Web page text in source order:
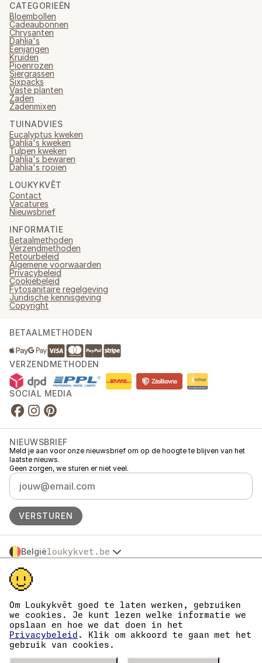
Om Loukykvět goed te laten werken, gebruiken
we cookies. Je kunt lezen welke informatie we
opslaan en hoe we dat doen in het
Privacybeleid . Klik om akkoord te gaan met het
gebruik van cookies.
CATEGORIEËN
Bloembollen
Cadeaubonnen
Chrysanten
Dahlia's
Eenjarigen
Kruiden
Pioenrozen
Siergrassen
Sixpacks
Vaste planten
Zaden
Zadenmixen
TUINADVIES
Eucalyptus kweken
Dahlia's kweken
Tulpen kweken
Dahlia's bewaren
Dahlia's rooien
LOUKYKVĚT
Contact
Vacatures
Nieuwsbrief
INFORMATIE
Betaalmethoden
Verzendmethoden
Retourbeleid
Algemene voorwaarden
Privacybeleid
Cookiebeleid
Fytosanitaire regelgeving
Juridische kennisgeving
Copyright
BETAALMETHODEN
VERZENDMETHODEN
SOCIAL MEDIA
NIEUWSBRIEF
Meld je aan voor onze nieuwsbrief om op de hoogte te blijven van het
laatste nieuws.
Geen zorgen, we sturen er niet veel.
VERSTUREN
Belgiëloukykvet.be
Slovensko
Polska
Österreich
Deutschland
France
Danmark
Eesti
España
© 2016 →
Loukykvět s.r.o. staat ingeschreven in het handelsregister van de
We zijn aangesloten bij het EKO-KOM-systeem onder nummer
EKF00180493.
Wij geven plantenpaspoorten af onder registratienummer 0636.
Ons registratienummer is 05663687, het btw-nummer is CZ05663687.
Het ID van de data box is eng827q.
Het EORI-nummer is CZ05663687.